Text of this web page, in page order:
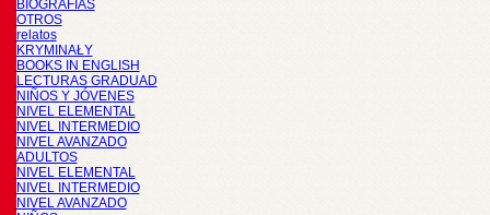
BIOGRAFÍAS
OTROS
relatos
KRYMINAŁY
BOOKS IN ENGLISH
LECTURAS GRADUAD
NIÑOS Y JÓVENES
NIVEL ELEMENTAL
NIVEL INTERMEDIO
NIVEL AVANZADO
ADULTOS
NIVEL ELEMENTAL
NIVEL INTERMEDIO
NIVEL AVANZADO